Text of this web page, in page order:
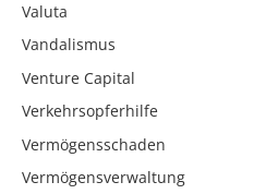
Valuta
Vandalismus
Venture Capital
Verkehrsopferhilfe
Vermögensschaden
Vermögensverwaltung